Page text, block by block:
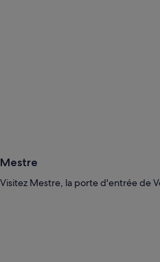
Mestre
Visitez Mestre, la porte d'entrée de